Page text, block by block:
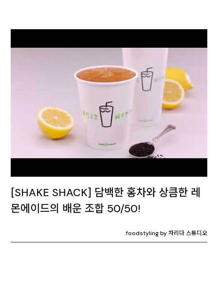
[SHAKE SHACK] 담백한 홍차와 상큼한 레
몬에이드의 배운 조합 50/50!
foodstyling by 차리다 스튜디오